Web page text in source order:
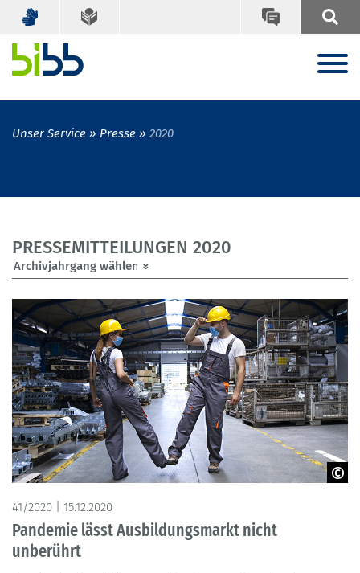
Unser Service Presse 2020
PRESSEMITTEILUNGEN 2020
© Adobe Stock- littlewolf1989
41/2020 | 15.12.2020
Pandemie lässt Ausbildungsmarkt nicht
unberührt